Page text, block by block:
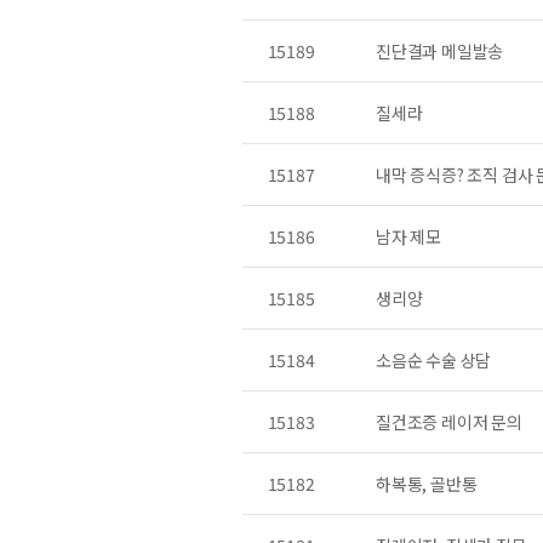
15189 진단결과 메일발송
15188 질세라
15187 내막 증식증? 조직 검사
15186 남자 제모
15185 생리양
15184 소음순 수술 상담
15183 질건조증 레이저 문의
15182 하복통, 골반통